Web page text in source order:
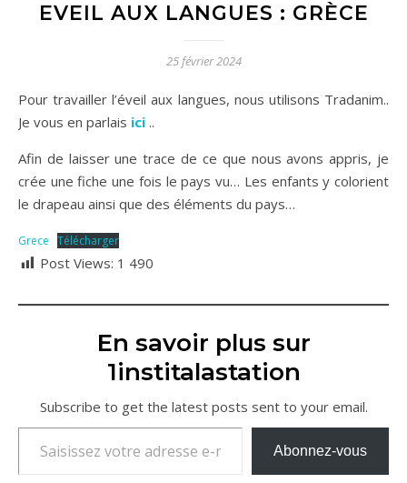
EVEIL AUX LANGUES : GRÈCE
25 février 2024
Pour travailler l’éveil aux langues, nous utilisons Tradanim..
Je vous en parlais ici ..
Afin de laisser une trace de ce que nous avons appris, je
crée une fiche une fois le pays vu… Les enfants y colorient
le drapeau ainsi que des éléments du pays…
Grece Télécharger
Post Views: 1 490
En savoir plus sur
1institalastation
Subscribe to get the latest posts sent to your email.
Saisissez votre adresse e-mail…
Abonnez-vous